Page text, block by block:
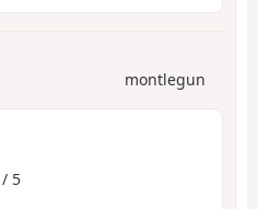
montlegun
/ 5